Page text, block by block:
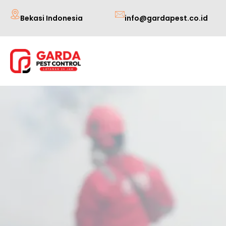
Lewati
konten
Bekasi Indonesia info@gardapest.co.id